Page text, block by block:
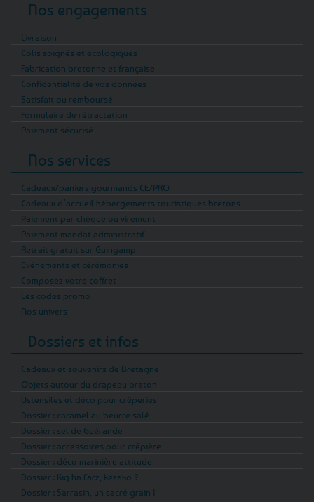
Nos engagements
Livraison
Colis soignés et écologiques
Fabrication bretonne et française
Confidentialité de vos données
Satisfait ou remboursé
Formulaire de rétractation
Paiement sécurisé
Nos services
Cadeaux/paniers gourmands CE/PRO
Cadeaux d’accueil hébergements touristiques bretons
Paiement par chèque ou virement
Paiement mandat administratif
Retrait gratuit sur Guingamp
Evénements et cérémonies
Composez votre coffret
Les codes promo
Nos univers
Dossiers et infos
Cadeaux et souvenirs de Bretagne
Objets autour du drapeau breton
Ustensiles et déco pour crêperies
Dossier : caramel au beurre salé
Dossier : sel de Guérande
Dossier : accessoires pour crêpière
Dossier : déco marinière attitude
Dossier : Kig ha Farz, kézako ?
Dossier : Sarrasin, un sacré grain !